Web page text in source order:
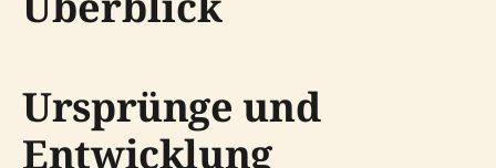
Ursprünge und
Entwicklung